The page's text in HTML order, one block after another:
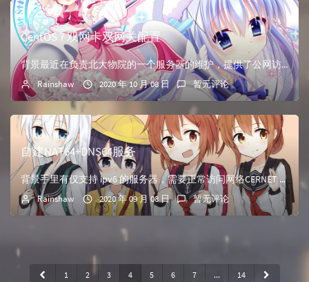
CentOS 7 双网卡双网关配置
背景最近在负责北大物院的一个服务器的维护，提供了公网访问，但由于CERNET高额的流量费（¥0.5/MB），某天不知道哪个系统部件突然跑了1G流量，直接就欠费了。于是我给服务器又加上了一个网卡，...
Rainshaw 2020 年 10 月 08 日 暂无评论
自建NAT64+DNS64服务
背景手里有仅支持 ipv6 的服务器，需要正常访问网络CERNET 用户迫于高额的流量费，寻求免流准备工作开始之前首先你要找你的 ISP 的客服申请一个至少是/96的 ipv6 address ...
Rainshaw 2020 年 09 月 08 日 暂无评论
1 2 3 4 5 6 7 ... 14